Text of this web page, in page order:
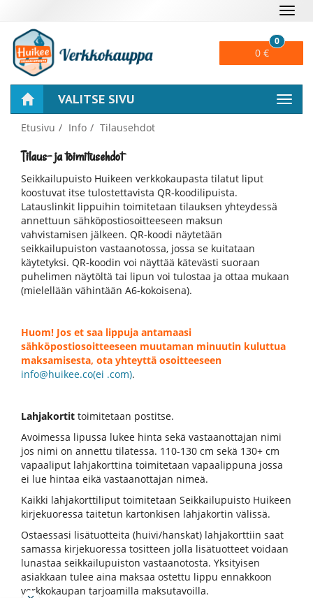
0 €
0
VALITSE SIVU
Etusivu Info Tilausehdot
Tilaus- ja toimitusehdot
Seikkailupuisto Huikeen verkkokaupasta tilatut liput
koostuvat itse tulostettavista QR-koodilipuista.
Latauslinkit lippuihin toimitetaan tilauksen yhteydessä
annettuun sähköpostiosoitteeseen maksun
vahvistamisen jälkeen. QR-koodi näytetään
seikkailupuiston vastaanotossa, jossa se kuitataan
käytetyksi. QR-koodin voi näyttää kätevästi suoraan
puhelimen näytöltä tai lipun voi tulostaa ja ottaa mukaan
(mielellään vähintään A6-kokoisena).
Huom! Jos et saa lippuja antamaasi
sähköpostiosoitteeseen muutaman minuutin kuluttua
maksamisesta, ota yhteyttä osoitteeseen
info@huikee.co(ei .com).
Lahjakortit toimitetaan postitse.
Avoimessa lipussa lukee hinta sekä vastaanottajan nimi
jos nimi on annettu tilatessa. 110-130 cm sekä 130+ cm
vapaaliput lahjakorttina toimitetaan vapaalippuna jossa
ei lue hintaa eikä vastaanottajan nimeä.
Kaikki lahjakorttiliput toimitetaan Seikkailupuisto Huikeen
kirjekuoressa taitetun kartonkisen lahjakortin välissä.
Ostaessasi lisätuotteita (huivi/hanskat) lahjakorttiin saat
samassa kirjekuoressa tositteen jolla lisätuotteet voidaan
lunastaa seikkailupuiston vastaanotosta. Yksityisen
asiakkaan tulee aina maksaa ostettu lippu ennakkoon
verkkokaupan tarjoamilla maksutavoilla.